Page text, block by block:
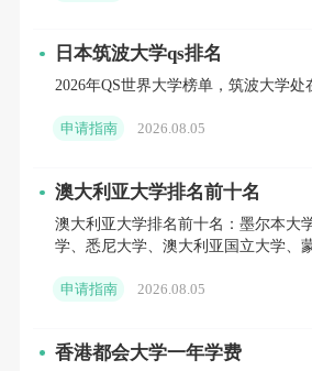
2026泰晤士高等教育全球国际化
近日，泰晤士高等教育(THE)发
化大学排名。该排名从全球2191
展望”绩效指标，四个维度各占25%
国际学术人员比例
国际学生比例
日本筑波大学qs排名
2026年QS世界大学榜单，筑波大学处
申请指南 2026.08.05
澳大利亚大学排名前十名
澳大利亚大学排名前十名：墨尔本大
学、悉尼大学、澳大利亚国立大学、
申请指南 2026.08.05
香港都会大学一年学费